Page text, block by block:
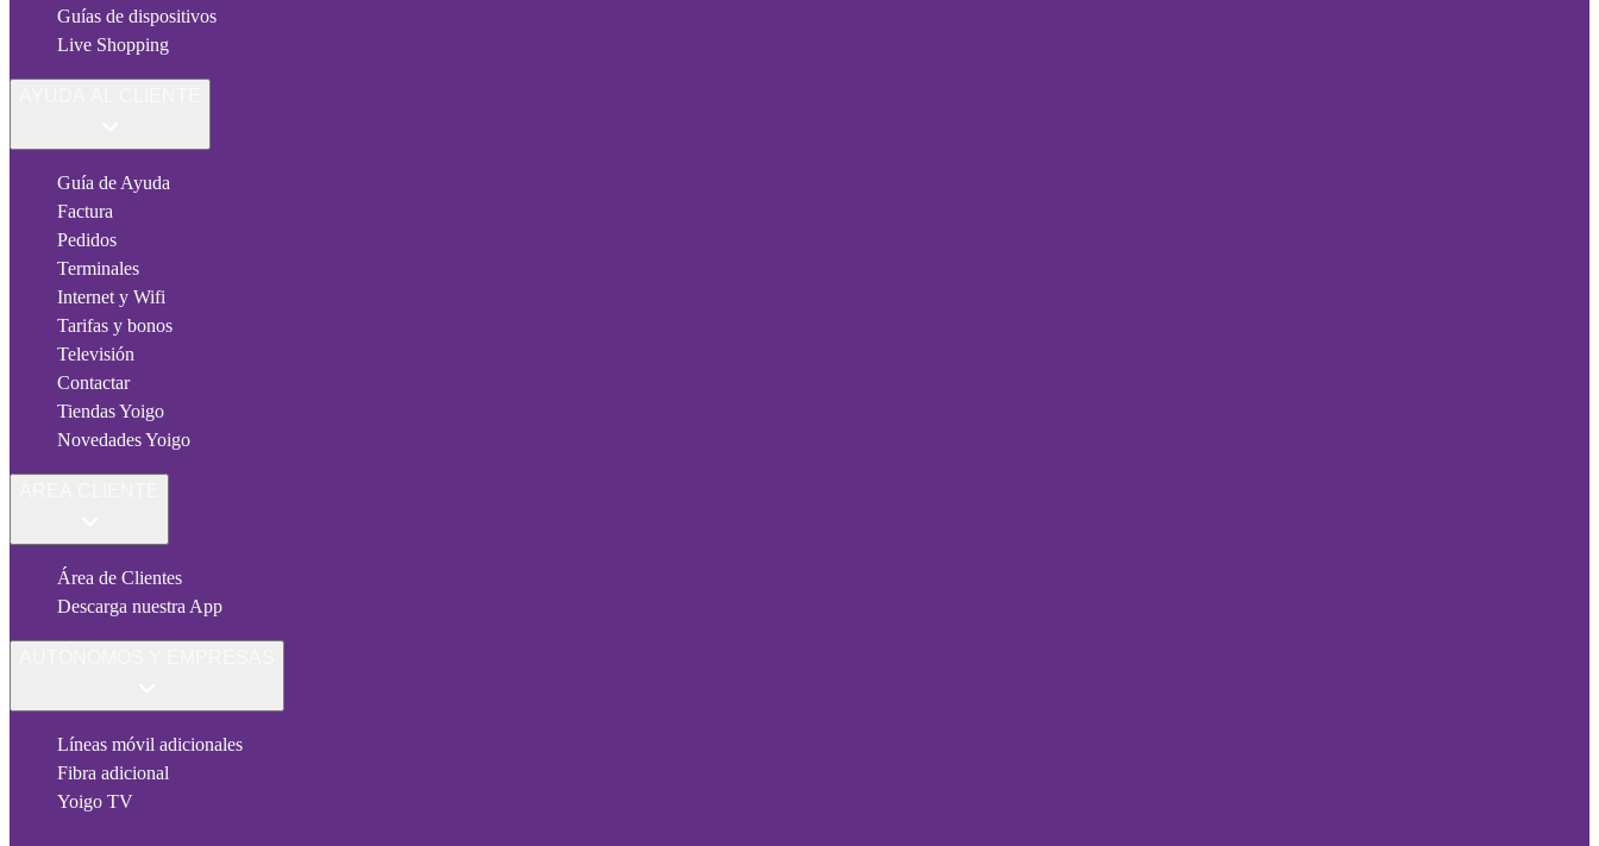
Guías de dispositivos
Live Shopping
Guía de Ayuda
Factura
Pedidos
Terminales
Internet y Wifi
Tarifas y bonos
Televisión
Contactar
Tiendas Yoigo
Novedades Yoigo
Área de Clientes
Descarga nuestra App
Líneas móvil adicionales
Fibra adicional
Yoigo TV